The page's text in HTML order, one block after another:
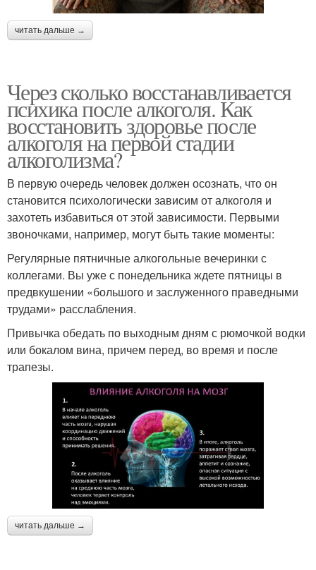
читать дальше →
Через сколько восстанавливается
психика после алкоголя. Как
восстановить здоровье после
алкоголя на первой стадии
алкоголизма?
В первую очередь человек должен осознать, что он
становится психологически зависим от алкоголя и
захотеть избавиться от этой зависимости. Первыми
звоночками, например, могут быть такие моменты:
Регулярные пятничные алкогольные вечеринки с
коллегами. Вы уже с понедельника ждете пятницы в
предвкушении «большого и заслуженного праведными
трудами» расслабления.
Привычка обедать по выходным дням с рюмочкой водки
или бокалом вина, причем перед, во время и после
трапезы.
читать дальше →